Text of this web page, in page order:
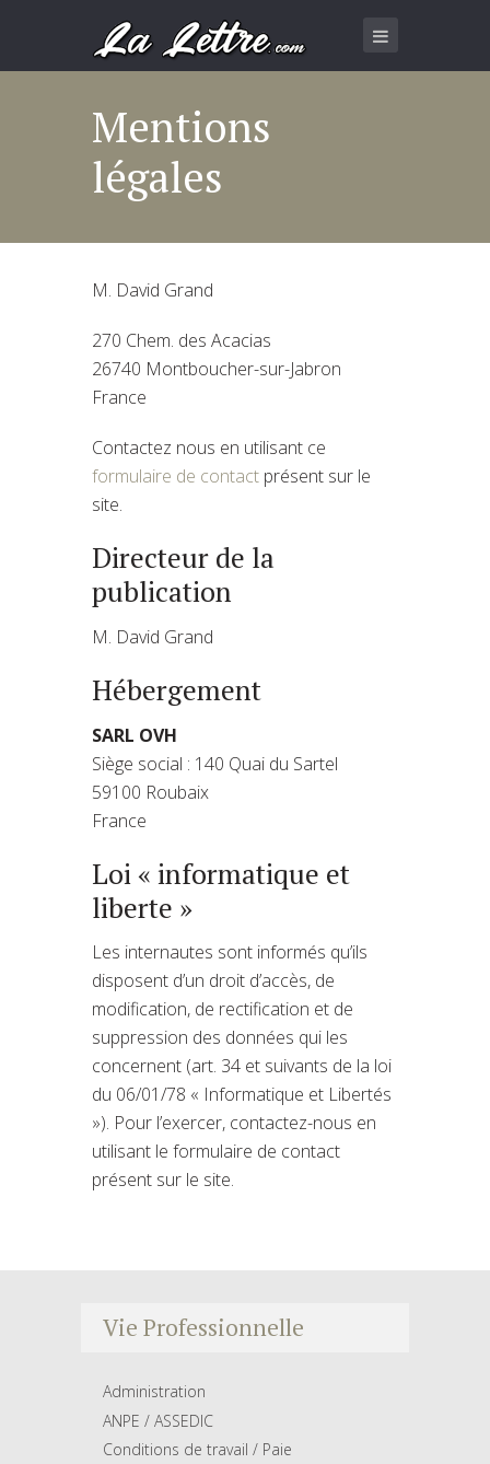
Mentions
légales
M. David Grand
270 Chem. des Acacias
26740 Montboucher-sur-Jabron
France
Contactez nous en utilisant ce
formulaire de contact présent sur le
site.
Directeur de la
publication
M. David Grand
Hébergement
SARL OVH
Siège social : 140 Quai du Sartel
59100 Roubaix
France
Loi « informatique et
liberte »
Les internautes sont informés qu’ils
disposent d’un droit d’accès, de
modification, de rectification et de
suppression des données qui les
concernent (art. 34 et suivants de la loi
du 06/01/78 « Informatique et Libertés
»). Pour l’exercer, contactez-nous en
utilisant le formulaire de contact
présent sur le site.
Vie Professionnelle
Administration
ANPE / ASSEDIC
Conditions de travail / Paie